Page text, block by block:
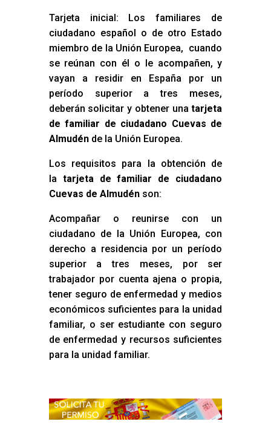
Tarjeta inicial: Los familiares de
ciudadano español o de otro Estado
miembro de la Unión Europea, cuando
se reúnan con él o le acompañen, y
vayan a residir en España por un
período superior a tres meses,
deberán solicitar y obtener unatarjeta
de familiar de ciudadano Cuevas de
Almudénde la Unión Europea.
Los requisitos para la obtención de
la tarjeta de familiar de ciudadano
Cuevas de Almudén son:
Acompañar o reunirse con un
ciudadano de la Unión Europea, con
derecho a residencia por un período
superior a tres meses, por ser
trabajador por cuenta ajena o propia,
tener seguro de enfermedad y medios
económicos suficientes para la unidad
familiar, o ser estudiante con seguro
de enfermedad y recursos suficientes
para la unidad familiar.